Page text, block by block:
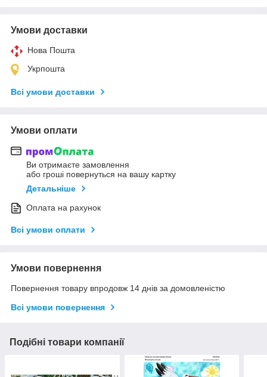
Умови доставки
Нова Пошта
Укрпошта
Всі умови доставки
Умови оплати
Ви отримаєте замовлення
або гроші повернуться на вашу картку
Детальніше
Оплата на рахунок
Всі умови оплати
Умови повернення
Повернення товару впродовж 14 днів за домовленістю
Всі умови повернення
Подібні товари компанії